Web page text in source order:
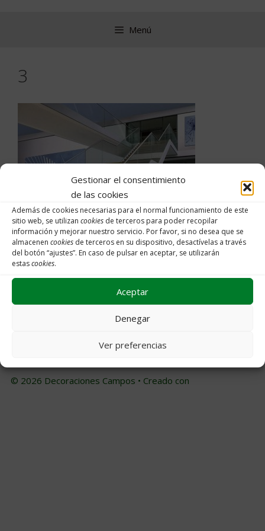
Gestionar el consentimiento
de las cookies
Además de cookies necesarias para el normal funcionamiento de este
sitio web, se utilizan cookies de terceros para poder recopilar
información y mejorar nuestro servicio. Por favor, si no desea que se
almacenen cookies de terceros en su dispositivo, desactívelas a través
del botón “ajustes”. En caso de pulsar en aceptar, se utilizarán
estascookies.
Aceptar
Denegar
Ver preferencias
Menú
3
Buscar:
© 2026 Decoraciones Campos • Creado con